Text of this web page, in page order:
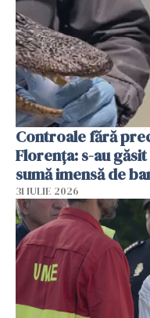
Controale fără
Florența: s-au
sumă imensă de
31 IULIE 2026